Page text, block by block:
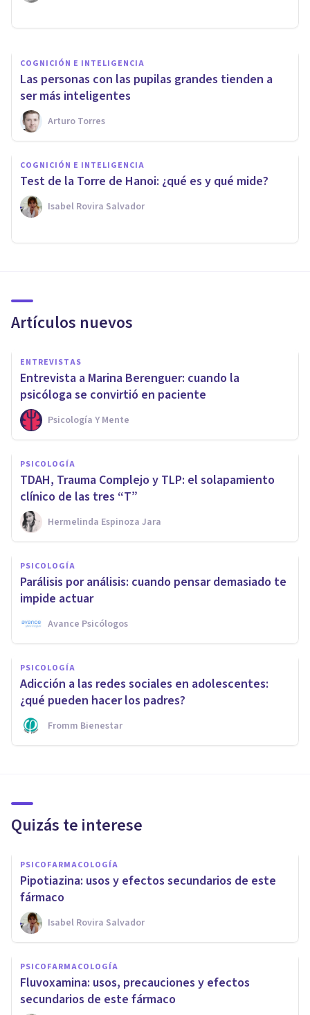
COGNICIÓN E INTELIGENCIA
​Las personas con las pupilas grandes tienden a
ser más inteligentes
Arturo Torres
COGNICIÓN E INTELIGENCIA
Test de la Torre de Hanoi: ¿qué es y qué mide?
Isabel Rovira Salvador
Artículos nuevos
ENTREVISTAS
Entrevista a Marina Berenguer: cuando la
psicóloga se convirtió en paciente
Psicología Y Mente
PSICOLOGÍA
TDAH, Trauma Complejo y TLP: el solapamiento
clínico de las tres “T”
Hermelinda Espinoza Jara
PSICOLOGÍA
Parálisis por análisis: cuando pensar demasiado te
impide actuar
Avance Psicólogos
PSICOLOGÍA
Adicción a las redes sociales en adolescentes:
¿qué pueden hacer los padres?
Fromm Bienestar
Quizás te interese
PSICOFARMACOLOGÍA
Pipotiazina: usos y efectos secundarios de este
fármaco
Isabel Rovira Salvador
PSICOFARMACOLOGÍA
Fluvoxamina: usos, precauciones y efectos
secundarios de este fármaco